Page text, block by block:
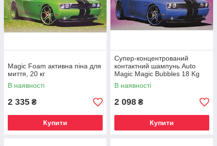
Magic Foam активна піна для
миття, 20 кг
В наявності
2 335 ₴
Купити
Супер-концентрований
контактний шампунь Auto
Magic Magic Bubbles 18 Kg
(20 Kg)
В наявності
2 098 ₴
Купити